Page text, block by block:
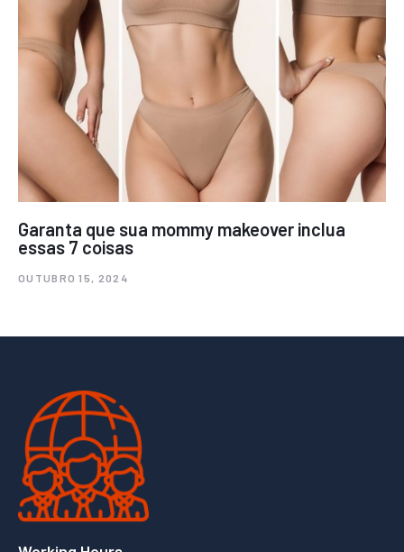
Garanta que sua mommy makeover inclua
essas 7 coisas
OUTUBRO 15, 2024